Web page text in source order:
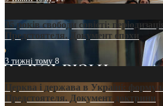
35 років свободи совісті:
Предстоятеля. Документ епохи
3 тижні тому 8
Церква і держава в Україні:
Предстоятеля. Документ доктрини